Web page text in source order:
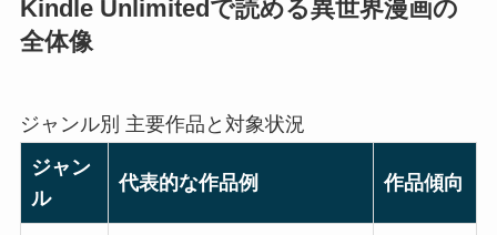
Kindle Unlimitedで読める異世界漫画の
全体像
ジャンル別 主要作品と対象状況
ジャン
ル
代表的な作品例 作品傾向